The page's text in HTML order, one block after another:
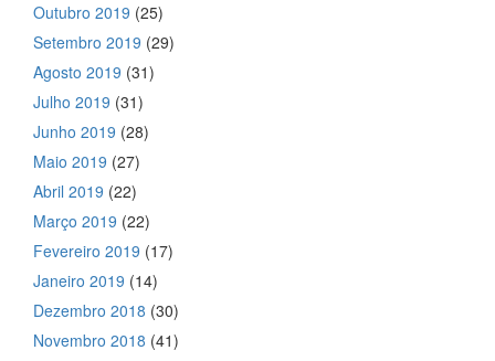
Outubro 2019 (25)
Setembro 2019 (29)
Agosto 2019 (31)
Julho 2019 (31)
Junho 2019 (28)
Maio 2019 (27)
Abril 2019 (22)
Março 2019 (22)
Fevereiro 2019 (17)
Janeiro 2019 (14)
Dezembro 2018 (30)
Novembro 2018 (41)